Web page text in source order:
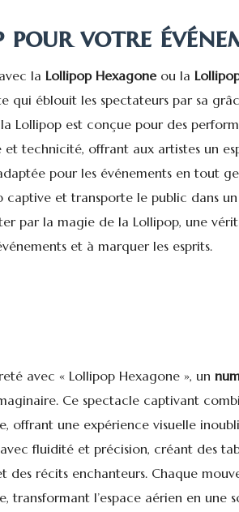
pour votre
la Lollipop Hexagone ou la
qui éblouit les spectateurs par sa
Lollipop est conçue pour des
et technicité, offrant aux artistes un
pour les événements en tout
captive et transporte le public dans
par la magie de la Lollipop, une
et à marquer les esprits.
avec « Lollipop Hexagone », un
Ce spectacle captivant
offrant une expérience visuelle
avec fluidité et précision, créant des
des récits enchanteurs. Chaque
l’espace aérien en une